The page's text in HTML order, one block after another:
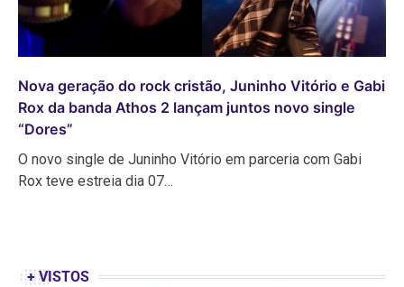
Nova geração do rock cristão, Juninho Vitório e Gabi
Rox da banda Athos 2 lançam juntos novo single
“Dores”
O novo single de Juninho Vitório em parceria com Gabi
Rox teve estreia dia 07…
+ VISTOS